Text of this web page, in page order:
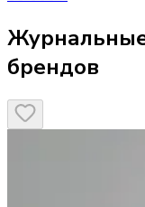
брендов